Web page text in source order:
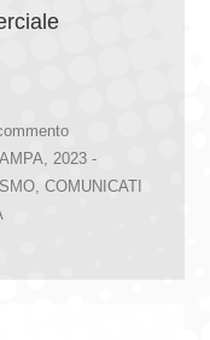
2023 -
COMUNICATI